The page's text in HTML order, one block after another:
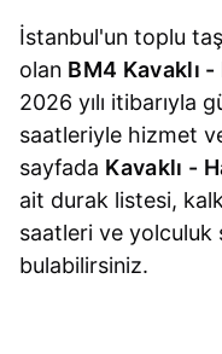
İstanbul'un toplu
olan BM4 Kavaklı
2026 yılı itibarıyla
saatleriyle hizmet
sayfada Kavaklı -
ait durak listesi,
saatleri ve yolculuk
bulabilirsiniz.